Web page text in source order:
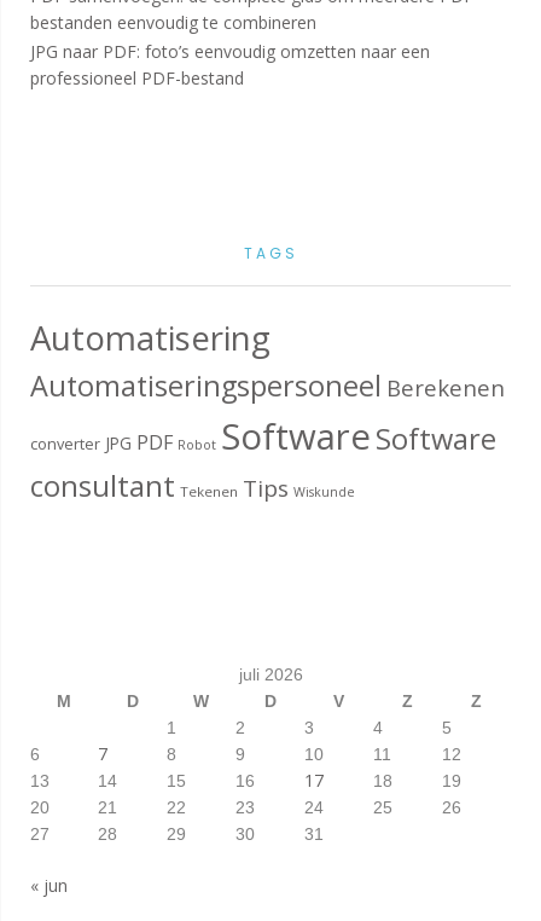
bestanden eenvoudig te combineren
JPG naar PDF: foto’s eenvoudig omzetten naar een
professioneel PDF-bestand
TAGS
Automatisering
Automatiseringspersoneel Berekenen
converter JPG PDF Robot SoftwareSoftware
consultant Tekenen Tips Wiskunde
juli 2026
M
D W D V Z
Z
1
2 3 4
5
6
7 8 9 10 11
12
13
14 15 16 17 18
19
20
21 22 23 24 25
26
27
28 29 30 31
« jun